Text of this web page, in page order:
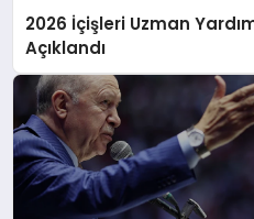
2026 İçişleri Uzman
Açıklandı